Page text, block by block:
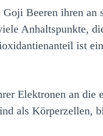
Beeren ihren
Anhaltspunkte,
ist
Elektronen an
als Körperzellen,